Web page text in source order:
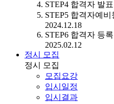
STEP4 합격자 발표
STEP5 합격자예비
2024.12.18
STEP6 합격자 등록
2025.02.12
정시 모집
정시 모집
모집요강
입시일정
입시결과